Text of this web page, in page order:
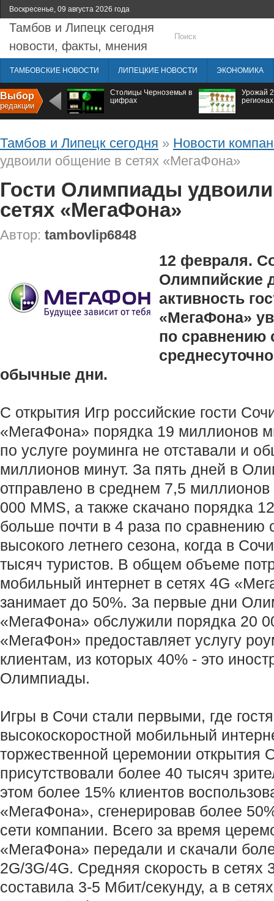
Воскресенье, 09 августа 2026 года
Тамбов и Липецк сегодня
новости, факты, мнения
ТАМБОВСКИЕ НОВОСТИ ЛИПЕЦКИЕ НОВОСТИ ЭКОНОМИКА
Выбор
редакции
Столицы Черноземья в
цифрах
Урожай
Тамбов и Липецк сегодня » Новости
удвоили общение в сетях «МегаФона»
Гости Олимпиады
сетях «МегаФона»
Автор: tambovlip6848
12 февраля.
Олимпийские
активность
«МегаФона»
по сравнению
обычные дни.
С открытия Игр российские гости
«МегаФона» порядка 19 миллионов
по услуге роуминга не отставали и
миллионов минут. За пять дней в
отправлено в среднем 7,5
000 MMS, а также скачано порядка
больше почти в 4 раза по сравнению
высокого летнего сезона, когда в
тысяч туристов. В общем объеме
мобильный интернет в сетях 4G
занимает до 50%. За первые дни
«МегаФона» обслужили порядка 20
«МегаФон» предоставляет услугу
клиентам, из которых 40% - это
Олимпиады.
Игры в Сочи стали первыми, где
высокоскоростной мобильный
торжественной церемонии открытия
присутствовали более 40 тысяч
этом более 15% клиентов
«МегаФона», сгенерировав более
сети компании. Всего за время
«МегаФона» передали и скачали
2G/3G/4G. Средняя скорость в сетях
составила 3-5 Мбит/секунду, а в